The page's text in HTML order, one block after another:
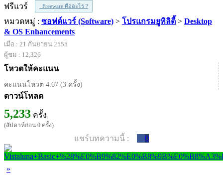
ฟรีแวร์
Freeware คืออะไร ?
หมวดหมู่ : ซอฟต์แวร์ (Software) > โปรแกรมยูทิลิตี้ > Desktop
& OS Enhancements
เมื่อ : 21 กันยายน 2555
ผู้ชม : 12,326
โหวตให้คะแนน
คะแนนโหวต 4.67 (3 ครั้ง)
ดาวน์โหลด
5,233 ครั้ง
(สัปดาห์ก่อน 0 ครั้ง)
แชร์บทความนี้ : 0
»